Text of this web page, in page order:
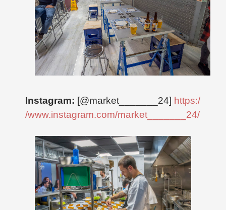
Instagram: [@market_______24] https:/
/www.instagram.com/market_______24/